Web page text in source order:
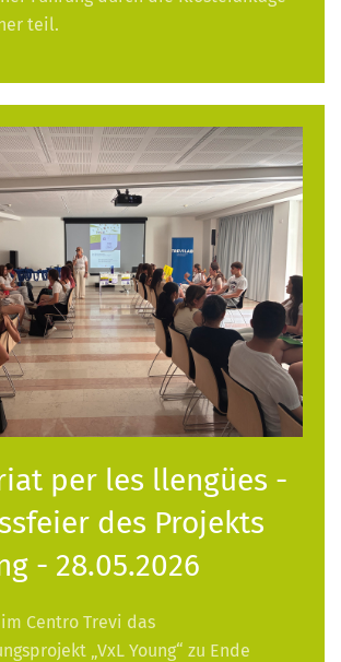
teil.
per les llengües -
des Projekts
- 28.05.2026
Centro Trevi das
„VxL Young“ zu Ende